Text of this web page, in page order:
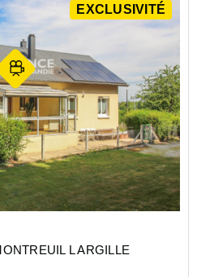
EXCLUSIVITÉ
L ARGILLE